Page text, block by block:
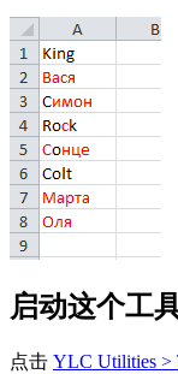
启动这个工
点击 YLC Utilities >